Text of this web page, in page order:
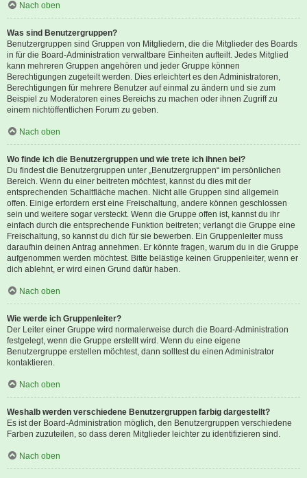
Nach oben
Was sind Benutzergruppen?
Benutzergruppen sind Gruppen von Mitgliedern, die die Mitglieder des Boards
in für die Board-Administration verwaltbare Einheiten aufteilt. Jedes Mitglied
kann mehreren Gruppen angehören und jeder Gruppe können
Berechtigungen zugeteilt werden. Dies erleichtert es den Administratoren,
Berechtigungen für mehrere Benutzer auf einmal zu ändern und sie zum
Beispiel zu Moderatoren eines Bereichs zu machen oder ihnen Zugriff zu
einem nichtöffentlichen Forum zu geben.
Nach oben
Wo finde ich die Benutzergruppen und wie trete ich ihnen bei?
Du findest die Benutzergruppen unter „Benutzergruppen“ im persönlichen
Bereich. Wenn du einer beitreten möchtest, kannst du dies mit der
entsprechenden Schaltfläche machen. Nicht alle Gruppen sind allgemein
offen. Einige erfordern erst eine Freischaltung, andere können geschlossen
sein und weitere sogar versteckt. Wenn die Gruppe offen ist, kannst du ihr
einfach durch die entsprechende Funktion beitreten; verlangt die Gruppe eine
Freischaltung, so kannst du dich für sie bewerben. Ein Gruppenleiter muss
daraufhin deinen Antrag annehmen. Er könnte fragen, warum du in die Gruppe
aufgenommen werden möchtest. Bitte belästige keinen Gruppenleiter, wenn er
dich ablehnt, er wird einen Grund dafür haben.
Nach oben
Wie werde ich Gruppenleiter?
Der Leiter einer Gruppe wird normalerweise durch die Board-Administration
festgelegt, wenn die Gruppe erstellt wird. Wenn du eine eigene
Benutzergruppe erstellen möchtest, dann solltest du einen Administrator
kontaktieren.
Nach oben
Weshalb werden verschiedene Benutzergruppen farbig dargestellt?
Es ist der Board-Administration möglich, den Benutzergruppen verschiedene
Farben zuzuteilen, so dass deren Mitglieder leichter zu identifizieren sind.
Nach oben